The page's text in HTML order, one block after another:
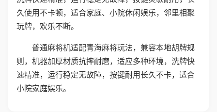
久使用不卡顿，适合家庭、小院休闲娱乐，邻里相聚
玩牌，欢乐不断。
普通麻将机适配青海麻将玩法，兼容本地胡牌规
则，机器加厚材质抗摔耐磨，适应多种环境，洗牌快
速精准，运行稳定无故障，按键耐用长久不卡，适合
小院家庭娱乐。